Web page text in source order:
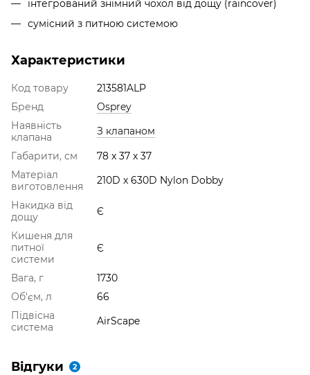
інтегрований знімний чохол від дощу (raincover)
сумісний з питною системою
Характеристики
Код товару
213581ALP
Бренд
Osprey
Наявність
клапана
З клапаном
Габарити, см
78 x 37 x 37
Матеріал
виготовлення
210D x 630D Nylon Dobby
Накидка від
дощу
Є
Кишеня для
питної
системи
Є
Вага, г
1730
Об'єм, л
66
Підвісна
система
AirScape
Відгуки 2